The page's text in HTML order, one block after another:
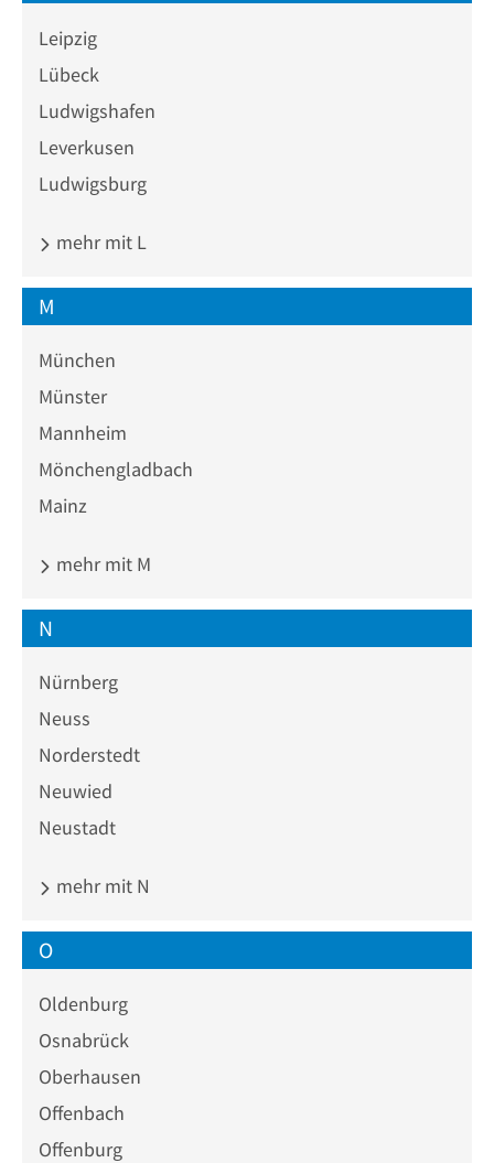
Leipzig
Lübeck
Ludwigshafen
Leverkusen
Ludwigsburg
mehr mit L
M
München
Münster
Mannheim
Mönchengladbach
Mainz
mehr mit M
N
Nürnberg
Neuss
Norderstedt
Neuwied
Neustadt
mehr mit N
O
Oldenburg
Osnabrück
Oberhausen
Offenbach
Offenburg